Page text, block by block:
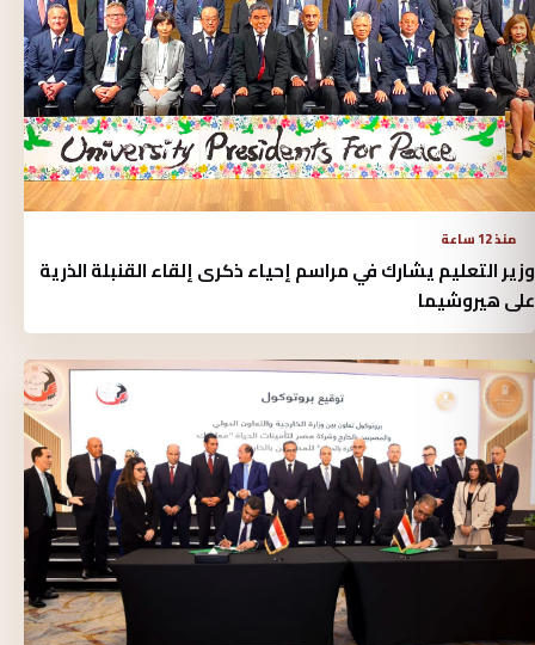
منذ 12 ساعة
وزير التعليم يشارك في مراسم إحياء ذكرى إلقاء القنبلة الذرية
على هيروشيما